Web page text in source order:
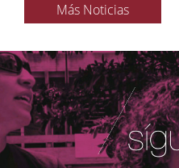
Más Noticias